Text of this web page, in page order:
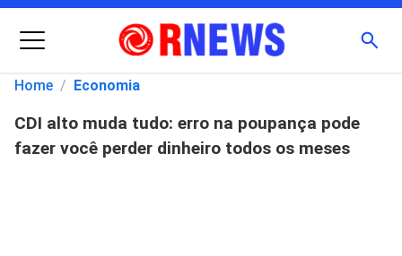
Menu
Pesquisar
por:
Home / Economia
CDI alto muda tudo: erro na poupança pode
fazer você perder dinheiro todos os meses